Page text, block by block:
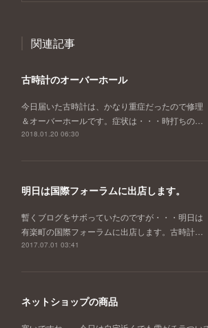
関連記事
古時計のオーバーホール
今日届いた古時計は、かなり重症だったので修理
＆オーバーホールです。症状は・・・時打ちの…
2018.01.20 06:30
明日は国際フォーラムに出店します。
暫くブログをサボっていたのですが・・・明日は
有楽町の国際フォーラムに出店します。古時計…
2017.07.01 03:41
ネットショップの商品